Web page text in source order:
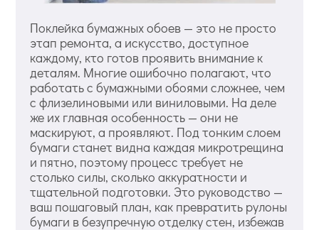
Поклейка бумажных обоев — это не просто
этап ремонта, а искусство, доступное
каждому, кто готов проявить внимание к
деталям. Многие ошибочно полагают, что
работать с бумажными обоями сложнее, чем
с флизелиновыми или виниловыми. На деле
же их главная особенность — они не
маскируют, а проявляют. Под тонким слоем
бумаги станет видна каждая микротрещина
и пятно, поэтому процесс требует не
столько силы, сколько аккуратности и
тщательной подготовки. Это руководство —
ваш пошаговый план, как превратить рулоны
бумаги в безупречную отделку стен, избежав